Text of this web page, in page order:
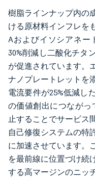
樹脂ラインナップ内の
ける原材料インフレを
Aおよびイソシアネー
30%削減し二酸化チタ
が促進されています。
ナノプレートレットを
電流要件が25%低減し
の価値創出につながっ
止することでサービス
自己修復システムの特
に加速させています。
を最前線に位置づけ続
する高マージンのニッ